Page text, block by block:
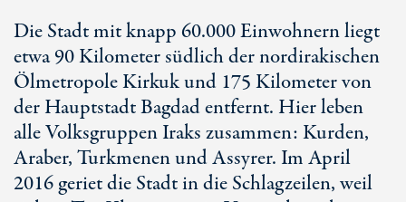
Die Stadt mit knapp 60.000 Einwohnern liegt
etwa 90 Kilometer südlich der nordirakischen
Ölmetropole Kirkuk und 175 Kilometer von
der Hauptstadt Bagdad entfernt. Hier leben
alle Volksgruppen Iraks zusammen: Kurden,
Araber, Turkmenen und Assyrer. Im April
2016 geriet die Stadt in die Schlagzeilen, weil